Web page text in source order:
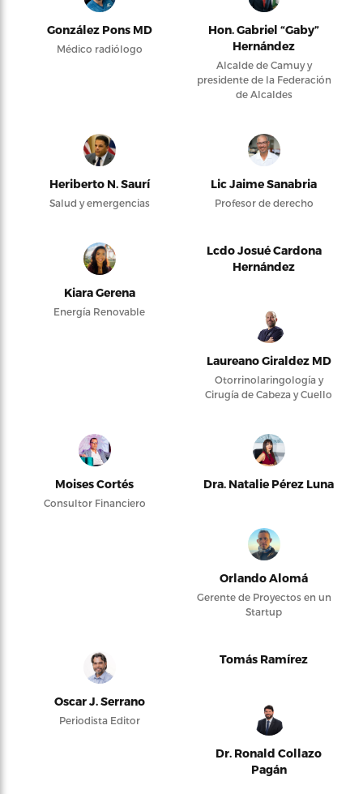
González Pons MD
Médico radiólogo
Hon. Gabriel “Gaby”
Hernández
Alcalde de Camuy y
presidente de la Federación
de Alcaldes
Heriberto N. Saurí
Salud y emergencias
Lic Jaime Sanabria
Profesor de derecho
Kiara Gerena
Energía Renovable
Lcdo Josué Cardona
Hernández
Laureano Giraldez MD
Otorrinolaringología y
Cirugía de Cabeza y Cuello
Moises Cortés
Consultor Financiero
Dra. Natalie Pérez Luna
Orlando Alomá
Gerente de Proyectos en un
Startup
Oscar J. Serrano
Periodista Editor
Tomás Ramírez
Dr. Ronald Collazo
Pagán